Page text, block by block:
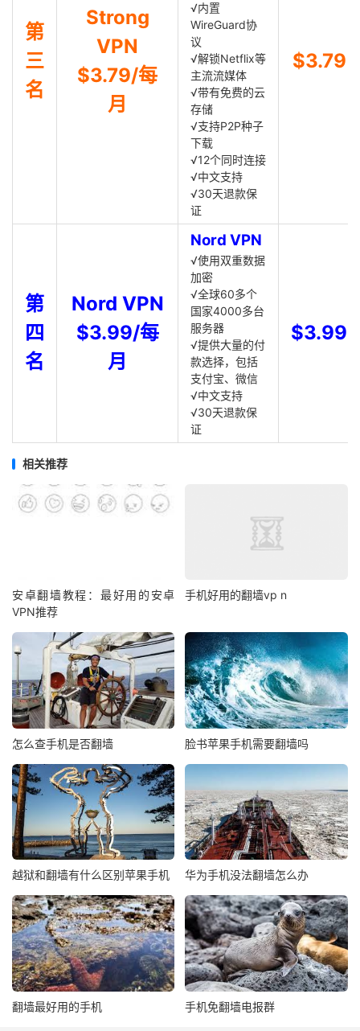
第
三
名
Strong
VPN
$3.79/每
月
√内置
WireGuard协
议
√解锁Netflix等
主流流媒体
√带有免费的云
存储
√支持P2P种子
下载
√12个同时连接
√中文支持
√30天退款保
证
$3.79
第
四
名
Nord VPN
$3.99/每
月
Nord VPN
√使用双重数据
加密
√全球60多个
国家4000多台
服务器
√提供大量的付
款选择，包括
支付宝、微信
√中文支持
√30天退款保
证
$3.99
相关推荐
安卓翻墙教程：最好用的安卓
VPN推荐
手机好用的翻墙vp n
怎么查手机是否翻墙 脸书苹果手机需要翻墙吗
越狱和翻墙有什么区别苹果手机 华为手机没法翻墙怎么办
翻墙最好用的手机 手机免翻墙电报群